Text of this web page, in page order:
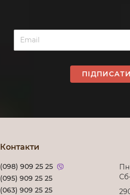
Контакти
(098) 909 25 25
(095) 909 25 25
(063) 909 25 25